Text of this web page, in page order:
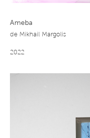
Ameba
de Mikhail Margolis
2022